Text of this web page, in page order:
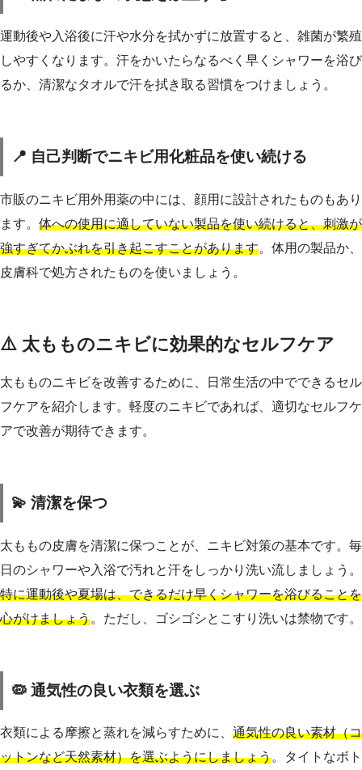
運動後や入浴後に汗や水分を拭かずに放置すると、雑菌が繁殖
しやすくなります。汗をかいたらなるべく早くシャワーを浴び
るか、清潔なタオルで汗を拭き取る習慣をつけましょう。
📍 自己判断でニキビ用化粧品を使い続ける
市販のニキビ用外用薬の中には、顔用に設計されたものもあり
ます。 体への使用に適していない製品を使い続けると、刺激が
強すぎてかぶれを引き起こすことがあります。体用の製品か、
皮膚科で処方されたものを使いましょう。
⚠️ 太もものニキビに効果的なセルフケア
太もものニキビを改善するために、日常生活の中でできるセル
フケアを紹介します。軽度のニキビであれば、適切なセルフケ
アで改善が期待できます。
💫 清潔を保つ
太ももの皮膚を清潔に保つことが、ニキビ対策の基本です。毎
日のシャワーや入浴で汚れと汗をしっかり洗い流しましょう。
特に運動後や夏場は、できるだけ早くシャワーを浴びることを
心がけましょう。ただし、ゴシゴシとこすり洗いは禁物です。
🦠 通気性の良い衣類を選ぶ
衣類による摩擦と蒸れを減らすために、 通気性の良い素材（コ
ットンなど天然素材）を選ぶようにしましょう。タイトなボト